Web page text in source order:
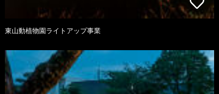
東山動植物園ライトアップ事業